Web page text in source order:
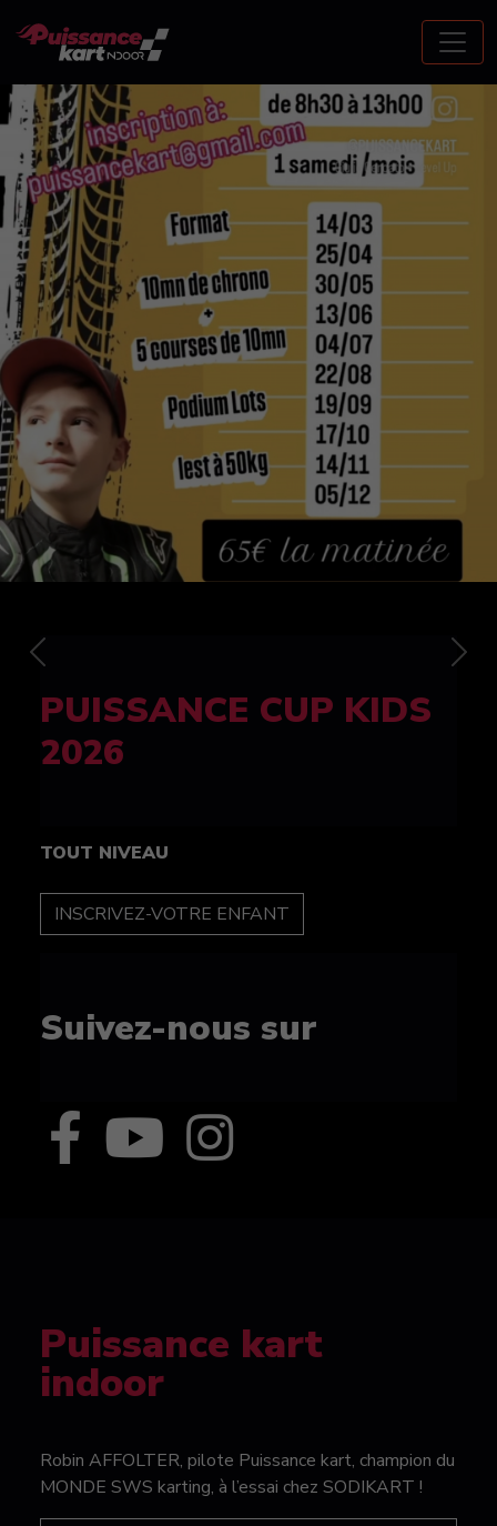
FELINE CUP 100%
féminine
TOUT NIVEAU
INSCRIPTION
Suivez-nous sur
Previous Next
Puissance kart
indoor
Robin AFFOLTER, pilote Puissance kart, champion du
MONDE SWS karting, à l’essai chez SODIKART !